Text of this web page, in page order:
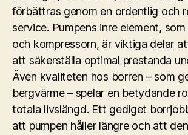
förbättras genom en ordentlig och
service. Pumpens inre element,
och kompressorn, är viktiga delar
att säkerställa optimal prestanda
Även kvaliteten hos borren – som
bergvärme – spelar en betydande
totala livslängd. Ett gediget
att pumpen håller längre och att